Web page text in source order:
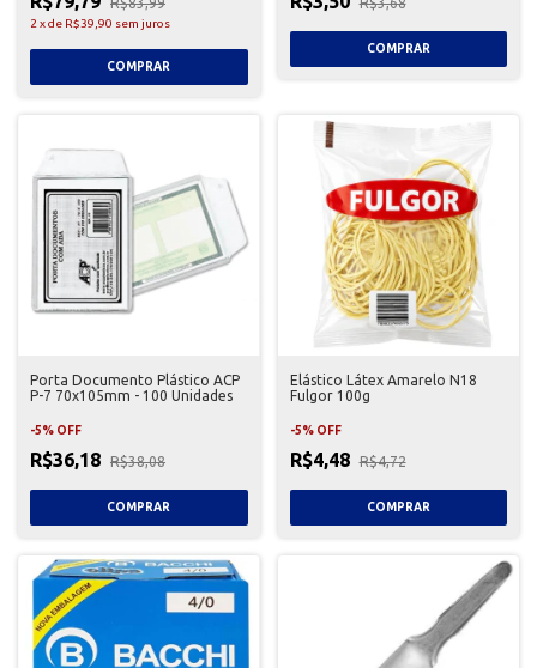
2 xde R$39,90 sem juros
Porta Documento Plástico ACP
P-7 70x105mm - 100 Unidades
-5% OFF
R$36,18 R$38,08
Elástico Látex Amarelo N18
Fulgor 100g
-5% OFF
R$4,48 R$4,72